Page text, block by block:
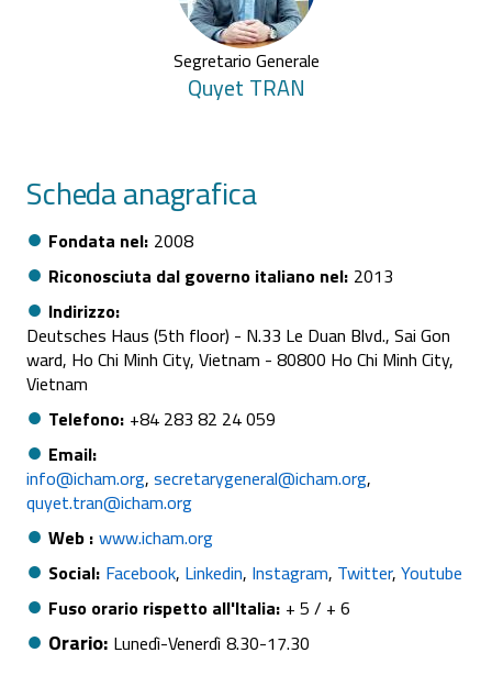
Segretario Generale
Quyet TRAN
Scheda anagrafica
Fondata nel 2008
Riconosciuta dal governo italiano nel 2013
Indirizzo
Deutsches Haus (5th floor) - N.33 Le Duan Blvd., Sai Gon
ward, Ho Chi Minh City, Vietnam - 80800 Ho Chi Minh City,
Vietnam
Telefono +84 283 82 24 059
Email
info@icham.org secretarygeneral@icham.org
quyet.tran@icham.org
Web www.icham.org
Social Facebook Linkedin Instagram Twitter Youtube
Fuso orario rispetto all'Italia + 5 / + 6
Orario Lunedì Venerdì 8.30 17.30